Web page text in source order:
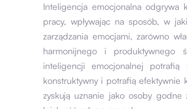
Inteligencja emocjonalna odgrywa
pracy, wpływając na sposób, w
zarządzania emocjami, zarówno
harmonijnego i produktywnego
inteligencji emocjonalnej
konstruktywny i potrafią efektywnie
zyskują uznanie jako osoby godne